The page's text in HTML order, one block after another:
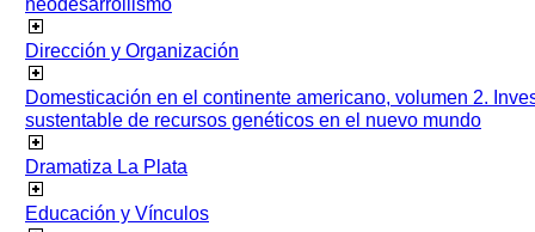
neodesarrollismo
Dirección y Organización
Domesticación en el continente americano, volumen 2.
sustentable de recursos genéticos en el nuevo mundo
Dramatiza La Plata
Educación y Vínculos